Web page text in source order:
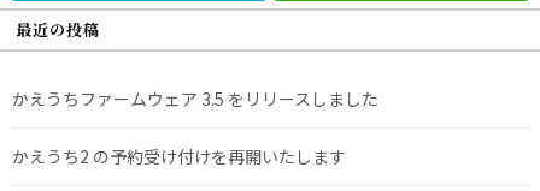
最近の投稿
かえうちファームウェア 3.5 をリリースしました
かえうち2 の予約受け付けを再開いたします